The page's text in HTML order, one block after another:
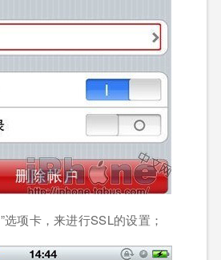
”选项卡，来进行SSL的设置；